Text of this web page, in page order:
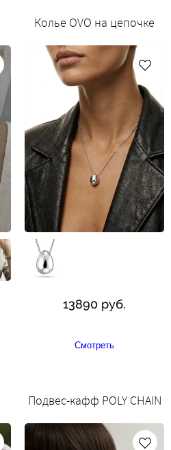
Колье OVO на цепочке
13890 руб.
Смотреть
Подвес-кафф POLY CHAIN